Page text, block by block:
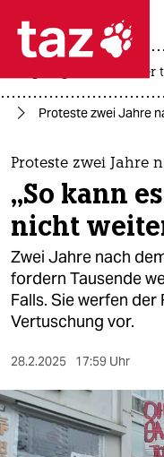
 taz
themen
politik
öko
gesellschaft
kultur
sport
berlin
nord
usa unter
Proteste zwei Jahre
Proteste zwei Jahre
„So kann
nicht
Zwei Jahre nach
fordern Tausende
Falls. Sie werfen
Vertuschung vor.
28.2.2025 17:59 Uhr